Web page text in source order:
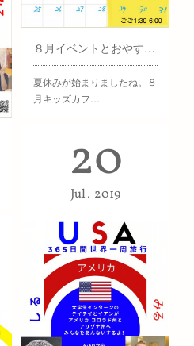
８月イベントとおやすみ日程
夏休みが始まりましたね。８
月キッズカフ…
20
Jul 2019